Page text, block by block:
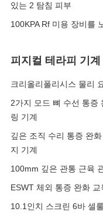
있는 2 탐침 피부
100KPA Rf 미용 장비를
피지컬 테라피 기계
크리올리폴리시스 물리
2가지 모드 뼈 수선 통증
링 기계
깊은 조직 수리 통증 완
지 기계
100mm 깊은 관통 근육
ESWT 체외 통증 완화
10.1인치 스크린 6바 셀